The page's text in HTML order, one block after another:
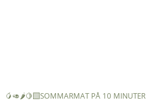
🥭🥑🌶️🍋‍🟩SOMMARMAT PÅ 10 MINUTER